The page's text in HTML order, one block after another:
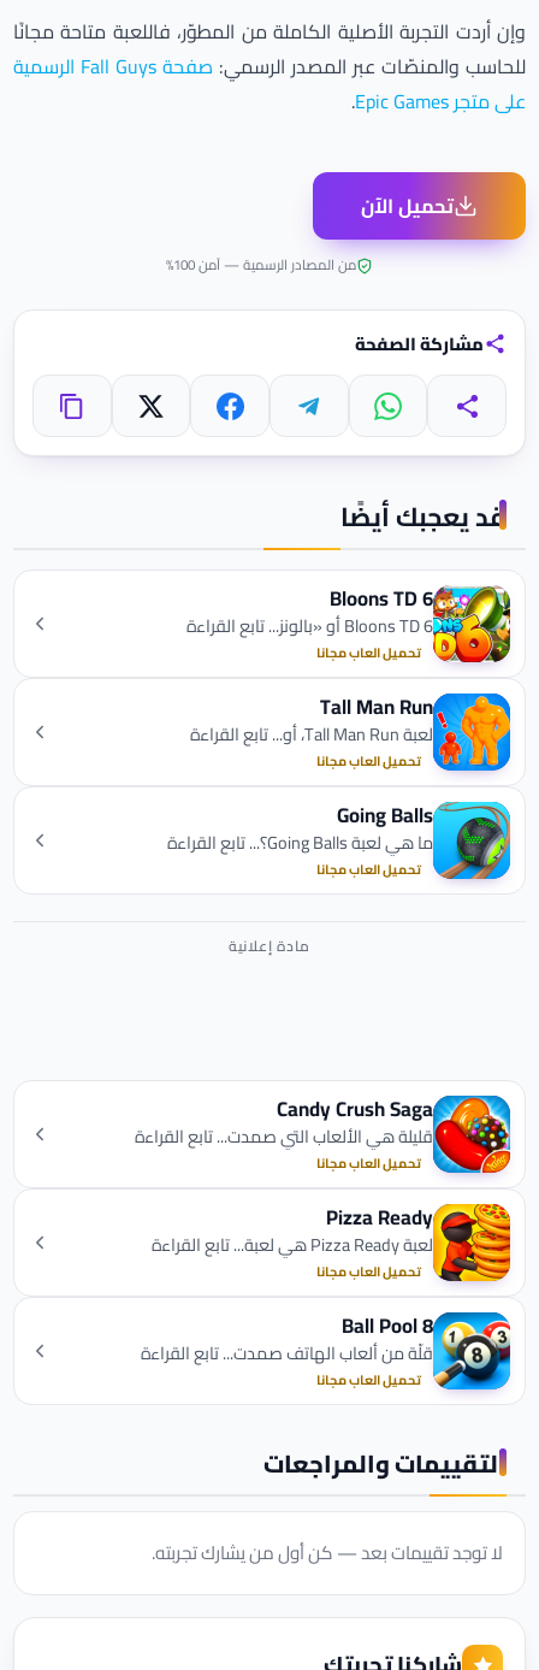
وإن أردت التجربة الأصلية الكاملة من المطوّر، فاللعبة متاحة مجانًا
للحاسب والمنصّات عبر المصدر الرسمي:
صفحة Fall Guys الرسمية
على متجر Epic Games
.
تحميل الآن
من المصادر الرسمية — آمن 100%
مشاركة الصفحة
مشاركة واتساب تيليجرام فيسبوك X نسخ
قد يعجبك أيضًا
Bloons TD 6
Bloons TD 6 أو «بالونز... تابع القراءة
تحميل العاب مجانا
Tall Man Run
لعبة Tall Man Run، أو... تابع القراءة
تحميل العاب مجانا
Going Balls
ما هي لعبة Going Balls؟... تابع القراءة
تحميل العاب مجانا
Candy Crush Saga
قليلة هي الألعاب التي صمدت... تابع القراءة
تحميل العاب مجانا
Pizza Ready
لعبة Pizza Ready هي لعبة... تابع القراءة
تحميل العاب مجانا
8 Ball Pool
قلّة من ألعاب الهاتف صمدت... تابع القراءة
تحميل العاب مجانا
التقييمات والمراجعات
لا توجد تقييمات بعد — كن أول من يشارك تجربته.